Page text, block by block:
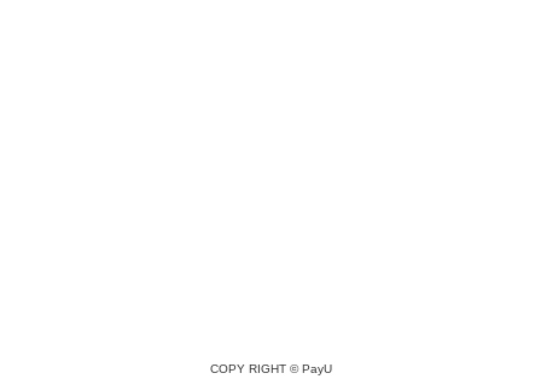
COPY RIGHT ©PayU